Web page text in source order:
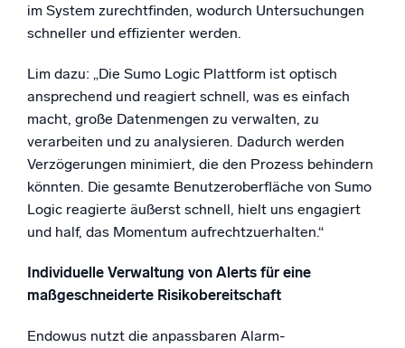
im System zurechtfinden, wodurch Untersuchungen
schneller und effizienter werden.
Lim dazu: „Die Sumo Logic Plattform ist optisch
ansprechend und reagiert schnell, was es einfach
macht, große Datenmengen zu verwalten, zu
verarbeiten und zu analysieren. Dadurch werden
Verzögerungen minimiert, die den Prozess behindern
könnten. Die gesamte Benutzeroberfläche von Sumo
Logic reagierte äußerst schnell, hielt uns engagiert
und half, das Momentum aufrechtzuerhalten.“
Individuelle Verwaltung von Alerts für eine
maßgeschneiderte Risikobereitschaft
Endowus nutzt die anpassbaren Alarm-